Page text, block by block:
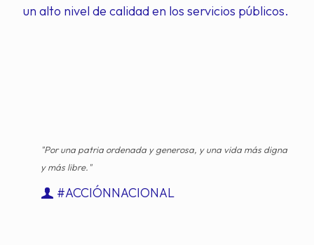
un alto nivel de calidad en los servicios públicos.
"Por una patria ordenada y generosa, y una vida más digna
y más libre."
#ACCIÓNNACIONAL